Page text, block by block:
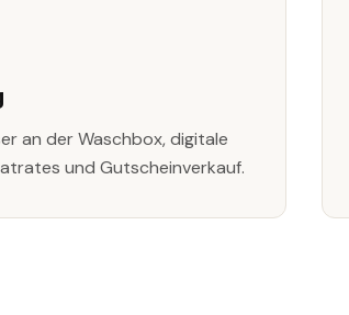
an der Waschbox, digitale
und Gutscheinverkauf.